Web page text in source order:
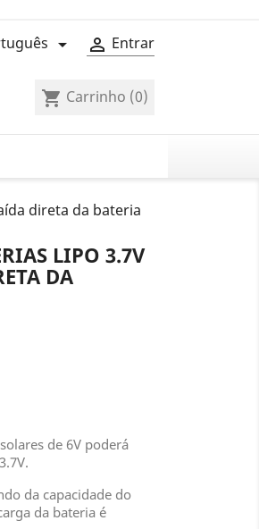
 Entrar

shopping_cart Carrinho (0)
direta da bateria
LIPO 3.7V
DA
de 6V poderá
da capacidade do
da bateria é